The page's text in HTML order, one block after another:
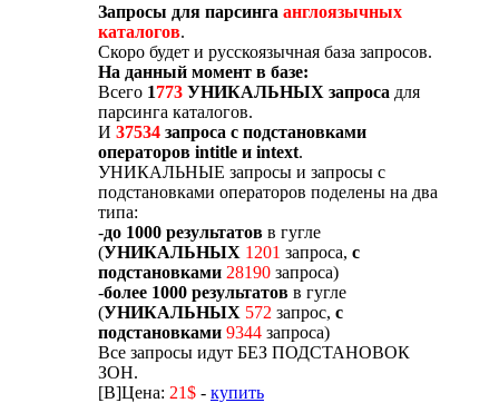
Запросы для парсинга англоязычных
каталогов.
Скоро будет и русскоязычная база запросов.
На данный момент в базе:
Всего 1773 УНИКАЛЬНЫХ запроса для
парсинга каталогов.
И 37534 запроса с подстановками
операторов intitle и intext.
УНИКАЛЬНЫЕ запросы и запросы с
подстановками операторов поделены на два
типа:
-до 1000 результатов в гугле
(УНИКАЛЬНЫХ 1201 запроса, с
подстановками 28190 запроса)
-более 1000 результатов в гугле
(УНИКАЛЬНЫХ 572 запрос, с
подстановками 9344 запроса)
Все запросы идут БЕЗ ПОДСТАНОВОК
ЗОН.
[B]Цена: 21$ - купить